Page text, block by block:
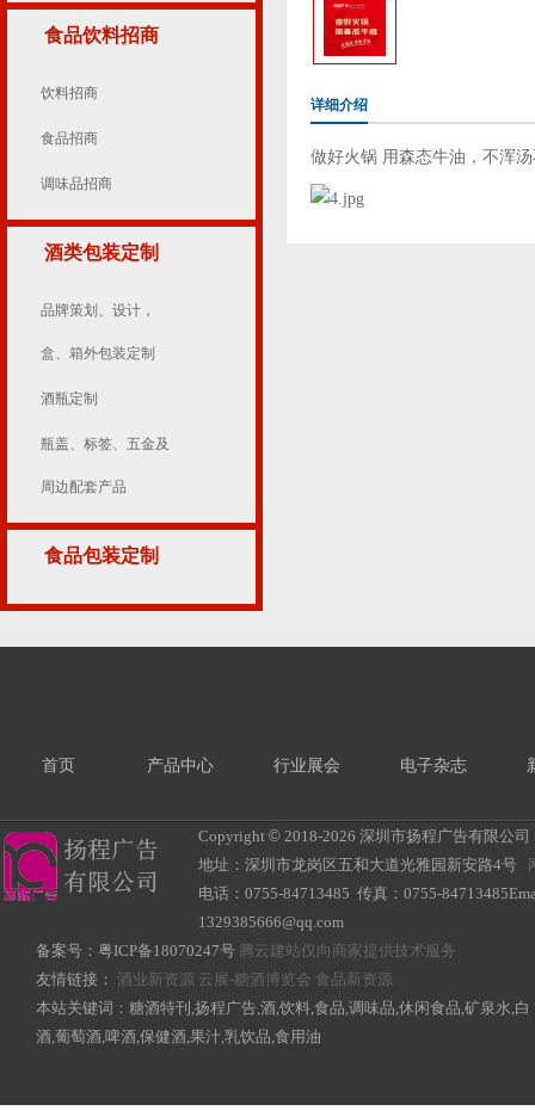
食品饮料招商
饮料招商
食品招商
调味品招商
酒类包装定制
品牌策划、设计，
盒、箱外包装定制
酒瓶定制
瓶盖、标签、五金及
周边配套产品
食品包装定制
详细介绍
做好火锅 用森态牛油，不浑
首页 产品中心 行业展会 电子杂志
Copyright © 2018-2026 深圳市扬程广告有限公
地址：深圳市龙岗区五和大道光雅园新安路4号
电话：0755-84713485 传真：0755-
1329385666@qq.com
备案号： 粤ICP备18070247号 腾云建站仅向商家提供技术服务
友情链接： 酒业新资源 云展-糖酒博览会 食品新资源
本站关键词：糖酒特刊,扬程广告,酒,饮料,食品,调味品,休闲食品,矿泉水,白
酒,葡萄酒,啤酒,保健酒,果汁,乳饮品,食用油